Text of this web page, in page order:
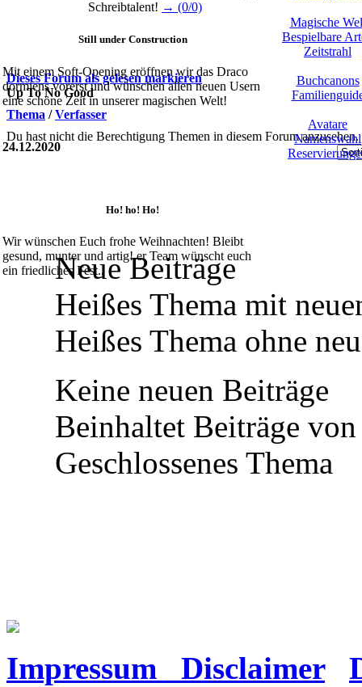
Still under Construction
Mit einem Soft-Opening eröffnen wir das Draco
dormiens vorerst und wünschen allen neuen Usern
eine schöne Zeit in unserer magischen Welt!
24.12.2020
Ho! ho! Ho!
Wir wünschen Euch frohe Weihnachten! Bleibt
gesund, munter und artig! er Team wünscht euch
ein friedliches Fest..
Magische
Bespielbare
Zeitstrahl
Buchcanons
Avatare
Namenswahl
Schreibtalent! → (0/0)
Dieses Forum als gelesen markieren
Up To No Good
Thema /Verfasser
Du hast nicht die Berechtigung Themen in diesem Forum anzusehen.
Neue Beiträge
Heißes Thema mit
Heißes Thema ohne
Keine neuen Beiträge
Beinhaltet Beiträge
Geschlossenes Thema
Impressum Disclaimer